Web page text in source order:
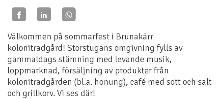
Välkommen på sommarfest i Brunakärr
koloniträdgård! Storstugans omgivning fylls av
gammaldags stämning med levande musik,
loppmarknad, försäljning av produkter från
koloniträdgården (bl.a. honung), café med sött och salt
och grillkorv. Vi ses där!